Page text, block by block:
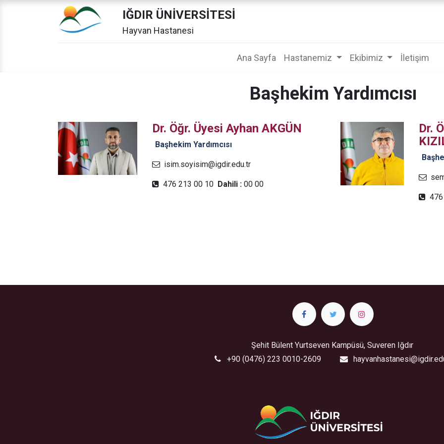
IĞDIR ÜNİVERSİTESİ
Hayvan Hastanesi
Ana Sayfa Hastanemiz Ekibimiz İletişim
Başhekim Yardımcısı
Dr. Öğr. Üyesi Ayhan AKGÜN
​Başhekim Yardımcısı
isim.soyisim@igdir.edu.tr
476 213 00 10 Dahili : 00 00
Dr.
Şehit Bülent Yurtseven Kampüsü, Suveren Iğdır
+90 (0476) 223 0010-2609